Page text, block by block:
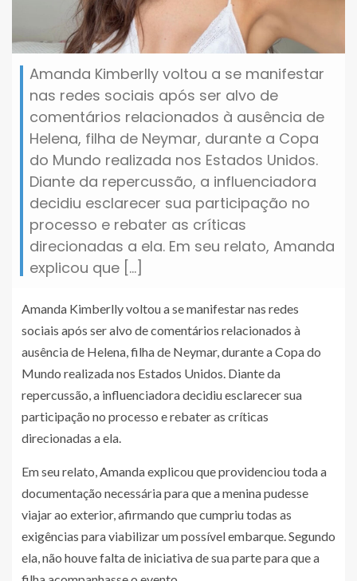
Amanda Kimberlly voltou a se manifestar
nas redes sociais após ser alvo de
comentários relacionados à ausência de
Helena, filha de Neymar, durante a Copa
do Mundo realizada nos Estados Unidos.
Diante da repercussão, a influenciadora
decidiu esclarecer sua participação no
processo e rebater as críticas
direcionadas a ela. Em seu relato, Amanda
explicou que […]
Amanda Kimberlly voltou a se manifestar nas redes
sociais após ser alvo de comentários relacionados à
ausência de Helena, filha de Neymar, durante a Copa do
Mundo realizada nos Estados Unidos. Diante da
repercussão, a influenciadora decidiu esclarecer sua
participação no processo e rebater as críticas
direcionadas a ela.
Em seu relato, Amanda explicou que providenciou toda a
documentação necessária para que a menina pudesse
viajar ao exterior, afirmando que cumpriu todas as
exigências para viabilizar um possível embarque. Segundo
ela, não houve falta de iniciativa de sua parte para que a